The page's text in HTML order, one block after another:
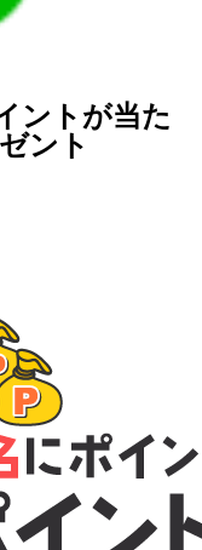
ントが当た
ント